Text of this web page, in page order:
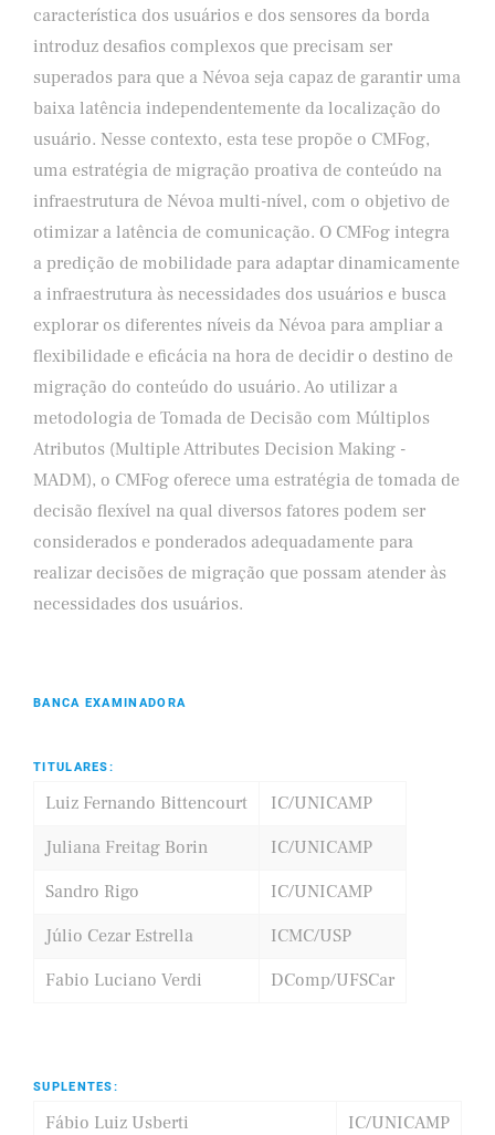
característica dos usuários e dos sensores da borda
introduz desafios complexos que precisam ser
superados para que a Névoa seja capaz de garantir uma
baixa latência independentemente da localização do
usuário. Nesse contexto, esta tese propõe o CMFog,
uma estratégia de migração proativa de conteúdo na
infraestrutura de Névoa multi-nível, com o objetivo de
otimizar a latência de comunicação. O CMFog integra
a predição de mobilidade para adaptar dinamicamente
a infraestrutura às necessidades dos usuários e busca
explorar os diferentes níveis da Névoa para ampliar a
flexibilidade e eficácia na hora de decidir o destino de
migração do conteúdo do usuário. Ao utilizar a
metodologia de Tomada de Decisão com Múltiplos
Atributos (Multiple Attributes Decision Making -
MADM), o CMFog oferece uma estratégia de tomada de
decisão flexível na qual diversos fatores podem ser
considerados e ponderados adequadamente para
realizar decisões de migração que possam atender às
necessidades dos usuários.
BANCA EXAMINADORA
TITULARES:
Luiz Fernando Bittencourt
IC/UNICAMP
Juliana Freitag Borin
IC/UNICAMP
Sandro Rigo
IC/UNICAMP
Júlio Cezar Estrella
ICMC/USP
Fabio Luciano Verdi
DComp/UFSCar
SUPLENTES:
Fábio Luiz Usberti
IC/UNICAMP